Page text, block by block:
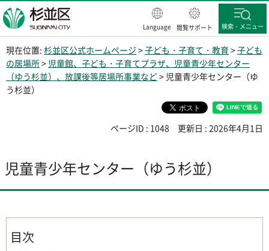
杉並区
Language 閲覧サポート 検索・メニュー
現在位置: 杉並区公式ホームページ >子ども・子育て・教育 >子ども
の居場所> 児童館、子ども・子育てプラザ、児童青少年センター
（ゆう杉並）、放課後等居場所事業など> 児童青少年センター（ゆ
う杉並）
ページID : 1048 更新日 : 2026年4月1日
児童青少年センター（ゆう杉並）
目次